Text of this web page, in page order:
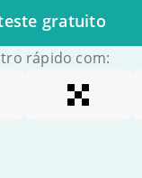
gratuito
rápido com: